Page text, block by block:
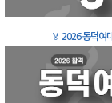
🏅 2026 동덕여